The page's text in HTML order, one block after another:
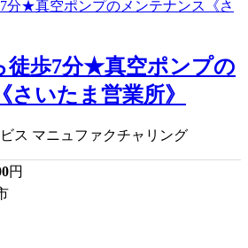
徒歩7分★真空ポンプの
さいたま営業所》
ス マニュファクチャリング
円